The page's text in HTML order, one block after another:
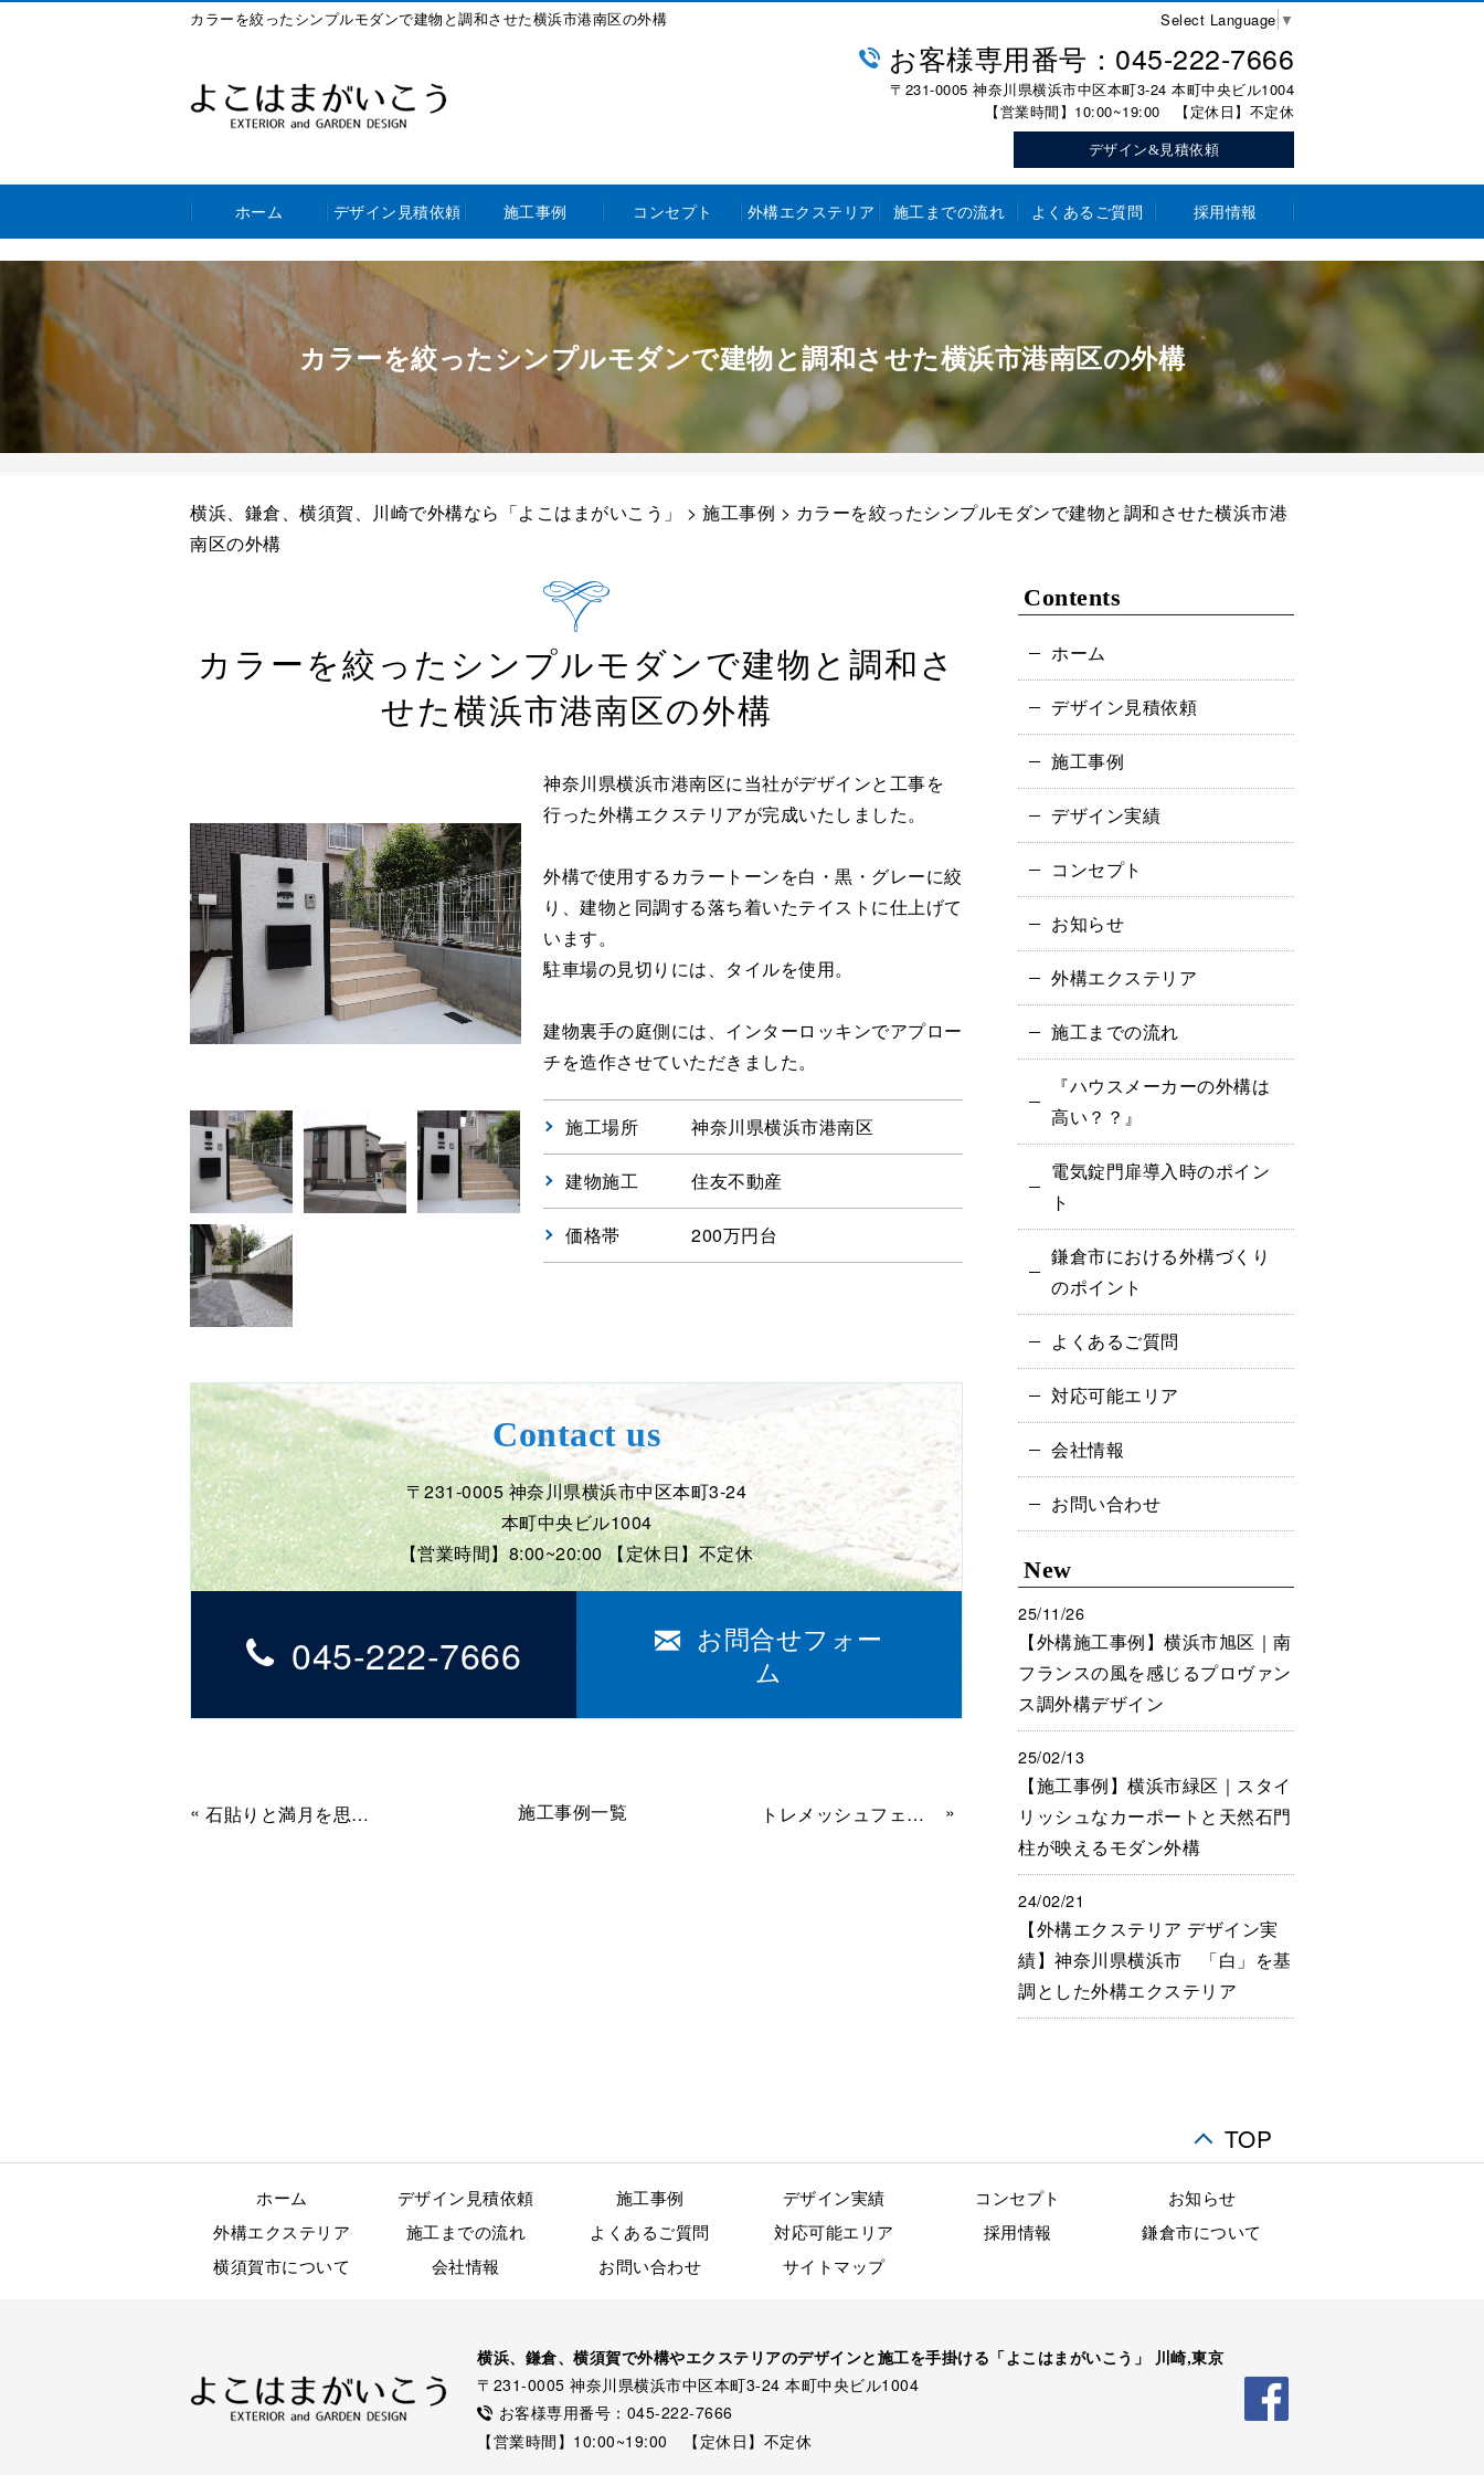
カラーを絞ったシンプルモダンで建物と調和させた横浜市港南区の外構 Select Language ▼
お客様専用番号：045-222-7666
〒231-0005 神奈川県横浜市中区本町3-24 本町中央ビル1004
【営業時間】10:00~19:00 【定休日】不定休
デザイン&見積依頼
ホーム デザイン見積依頼 施工事例 コンセプト 外構エクステリア 施工までの流れ よくあるご質問 採用情報
カラーを絞ったシンプルモダンで建物と調和させた横浜市港南区の外構
横浜、鎌倉、横須賀、川崎で外構なら「よこはまがいこう」 > 施工事例 > カラーを絞ったシンプルモダンで建物と調和させた横浜市港
南区の外構
カラーを絞ったシンプルモダンで建物と調和さ
せた横浜市港南区の外構
神奈川県横浜市港南区に当社がデザインと工事を
行った外構エクステリアが完成いたしました。
外構で使用するカラートーンを白・黒・グレーに絞
り、建物と同調する落ち着いたテイストに仕上げて
います。
駐車場の見切りには、タイルを使用。
建物裏手の庭側には、インターロッキンでアプロー
チを造作させていただきました。
施工場所 神奈川県横浜市港南区
建物施工 住友不動産
価格帯 200万円台
Contact us
〒231-0005 神奈川県横浜市中区本町3-24
本町中央ビル1004
【営業時間】8:00~20:00 【定休日】不定休
045-222-7666
お問合せフォー
ム
« 石貼りと満月を思わせる飾りの穴が存在感を示す和モダンスタイルの横浜市金沢区の外構 施工事例一覧 トレメッシュフェンスとシンプルモダンスタイルがオシャレな横浜市旭区の外構 »
Contents
ホーム
デザイン見積依頼
施工事例
デザイン実績
コンセプト
お知らせ
外構エクステリア
施工までの流れ
『ハウスメーカーの外構は
高い？？』
電気錠門扉導入時のポイン
ト
鎌倉市における外構づくり
のポイント
よくあるご質問
対応可能エリア
会社情報
お問い合わせ
New
25/11/26
【外構施工事例】横浜市旭区｜南
フランスの風を感じるプロヴァン
ス調外構デザイン
25/02/13
【施工事例】横浜市緑区｜スタイ
リッシュなカーポートと天然石門
柱が映えるモダン外構
24/02/21
【外構エクステリア デザイン実
績】神奈川県横浜市 「白」を基
調とした外構エクステリア
TOP
ホーム デザイン見積依頼 施工事例 デザイン実績 コンセプト
お知らせ
外構エクステリア
施工までの流れ よくあるご質問 対応可能エリア 採用情報
鎌倉市について
横須賀市について
会社情報 お問い合わせ サイトマップ
横浜、鎌倉、横須賀で外構やエクステリアのデザインと施工を手掛ける「よこはまがいこう」 川崎,東京
〒231-0005 神奈川県横浜市中区本町3-24 本町中央ビル1004
お客様専用番号：045-222-7666
【営業時間】10:00~19:00 【定休日】不定休